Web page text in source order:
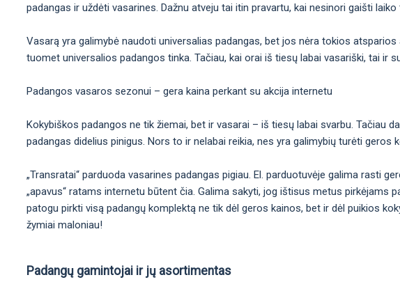
padangas ir uždėti vasarines. Dažnu atveju tai itin pravartu, kai nesinori gaišti laiko
Vasarą yra galimybė naudoti universalias padangas, bet jos nėra tokios
tuomet universalios padangos tinka. Tačiau, kai orai iš tiesų labai vasariški, tai ir
Padangos vasaros sezonui – gera kaina perkant su akcija internetu
Kokybiškos padangos ne tik žiemai, bet ir vasarai – iš tiesų labai svarbu. Tačiau
padangas didelius pinigus. Nors to ir nelabai reikia, nes yra galimybių turėti geros
„Transratai“ parduoda vasarines padangas pigiau. El. parduotuvėje galima rasti
„apavus“ ratams internetu būtent čia. Galima sakyti, jog ištisus metus pirkėjams
patogu pirkti visą padangų komplektą ne tik dėl geros kainos, bet ir dėl puikios
žymiai maloniau!
Padangų gamintojai ir jų asortimentas